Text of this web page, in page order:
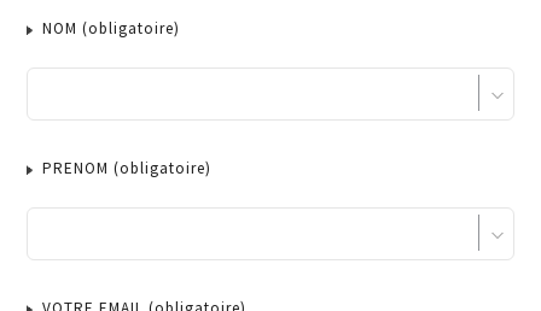
NOM(obligatoire)
PRENOM(obligatoire)